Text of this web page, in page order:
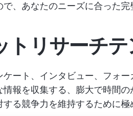
、あなたのニーズに合った
トリサーチ
ケート、インタビュー、フォ
報を収集する、膨大で時間
する競争力を維持するために極